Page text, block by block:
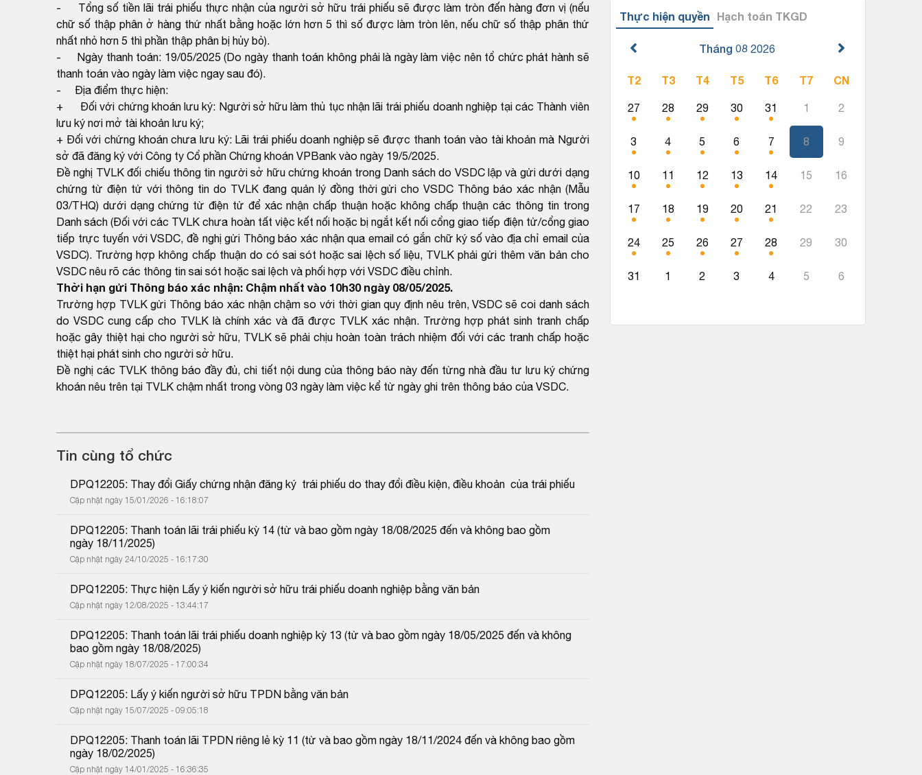
- Tổng số tiền lãi trái phiếu thực nhận của người sở hữu trái phiếu sẽ được làm tròn đến hàng đơn vị (nếu
chữ số thập phân ở hàng thứ nhất bằng hoặc lớn hơn 5 thì số được làm tròn lên, nếu chữ số thập phân thứ
nhất nhỏ hơn 5 thì phần thập phân bị hủy bỏ).
- Ngày thanh toán: 19/05/2025 (Do ngày thanh toán không phải là ngày làm việc nên tổ chức phát hành sẽ
thanh toán vào ngày làm việc ngay sau đó).
- Địa điểm thực hiện:
+ Đối với chứng khoán lưu ký: Người sở hữu làm thủ tục nhận lãi trái phiếu doanh nghiệp tại các Thành viên
lưu ký nơi mở tài khoản lưu ký;
+ Đối với chứng khoán chưa lưu ký: Lãi trái phiếu doanh nghiệp sẽ được thanh toán vào tài khoản mà Người
sở đã đăng ký với Công ty Cổ phần Chứng khoán VPBank vào ngày 19/5/2025.
Đề nghị TVLK đối chiếu thông tin người sở hữu chứng khoán trong Danh sách do VSDC lập và gửi dưới dạng
chứng từ điện tử với thông tin do TVLK đang quản lý đồng thời gửi cho VSDC Thông báo xác nhận (Mẫu
03/THQ) dưới dạng chứng từ điện tử để xác nhận chấp thuận hoặc không chấp thuận các thông tin trong
Danh sách (Đối với các TVLK chưa hoàn tất việc kết nối hoặc bị ngắt kết nối cổng giao tiếp điện tử/cổng giao
tiếp trực tuyến với VSDC, đề nghị gửi Thông báo xác nhận qua email có gắn chữ ký số vào địa chỉ email của
VSDC). Trường hợp không chấp thuận do có sai sót hoặc sai lệch số liệu, TVLK phải gửi thêm văn bản cho
VSDC nêu rõ các thông tin sai sót hoặc sai lệch và phối hợp với VSDC điều chỉnh.
Thời hạn gửi Thông báo xác nhận: Chậm nhất vào 10h30 ngày 08/05/2025.
Trường hợp TVLK gửi Thông báo xác nhận chậm so với thời gian quy định nêu trên, VSDC sẽ coi danh sách
do VSDC cung cấp cho TVLK là chính xác và đã được TVLK xác nhận. Trường hợp phát sinh tranh chấp
hoặc gây thiệt hại cho người sở hữu, TVLK sẽ phải chịu hoàn toàn trách nhiệm đối với các tranh chấp hoặc
thiệt hại phát sinh cho người sở hữu.
Đề nghị các TVLK thông báo đầy đủ, chi tiết nội dung của thông báo này đến từng nhà đầu tư lưu ký chứng
khoán nêu trên tại TVLK chậm nhất trong vòng 03 ngày làm việc kể từ ngày ghi trên thông báo của VSDC.
Tin cùng tổ chức
DPQ12205: Thay đổi Giấy chứng nhận đăng ký  trái phiếu do thay đổi điều kiện, điều khoản  của trái phiếu
Cập nhật ngày 15/01/2026 - 16:18:07
DPQ12205: Thanh toán lãi trái phiếu kỳ 14 (từ và bao gồm ngày 18/08/2025 đến và không bao gồm
ngày 18/11/2025)
Cập nhật ngày 24/10/2025 - 16:17:30
DPQ12205: Thực hiện Lấy ý kiến người sở hữu trái phiếu doanh nghiệp bằng văn bản
Cập nhật ngày 12/08/2025 - 13:44:17
DPQ12205: Thanh toán lãi trái phiếu doanh nghiệp kỳ 13 (từ và bao gồm ngày 18/05/2025 đến và không
bao gồm ngày 18/08/2025)
Cập nhật ngày 18/07/2025 - 17:00:34
DPQ12205: Lấy ý kiến người sở hữu TPDN bằng văn bản
Cập nhật ngày 15/07/2025 - 09:05:18
DPQ12205: Thanh toán lãi TPDN riêng lẻ kỳ 11 (từ và bao gồm ngày 18/11/2024 đến và không bao gồm
ngày 18/02/2025)
Cập nhật ngày 14/01/2025 - 16:36:35
Thực hiện quyền Hạch toán TKGD
Tháng 08 2026
T2 T3 T4 T5 T6 T7 CN
27 28 29 30 31 1 2
3 4 5 6 7 8 9
10 11 12 13 14 15 16
17 18 19 20 21 22 23
24 25 26 27 28 29 30
31 1 2 3 4 5 6